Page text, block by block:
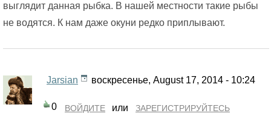
выглядит данная рыбка. В нашей местности такие рыбы
не водятся. К нам даже окуни редко приплывают.
Jarsian воскресенье, August 17, 2014 - 10:24
0 ВОЙДИТЕ или ЗАРЕГИСТРИРУЙТЕСЬ